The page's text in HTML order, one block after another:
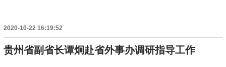
2020-10-22 16:19:52
贵州省副省长谭炯赴省外事办调研指导工作